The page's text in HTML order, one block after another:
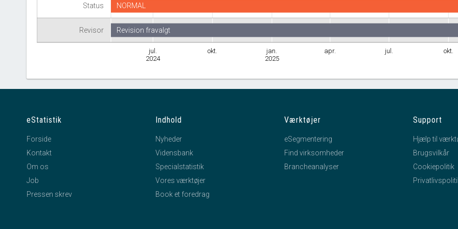
Status
Revisor
jul.
2024
okt.
jan.
2025
apr. jul. okt.
NORMAL
Revision fravalgt
eStatistik
Forside
Kontakt
Om os
Job
Pressen skrev
Indhold
Nyheder
Vidensbank
Specialstatistik
Vores værktøjer
Book et foredrag
Værktøjer
eSegmentering
Find virksomheder
Brancheanalyser
Support
Hjælp til
Brugsvilkår
Cookiepolitik